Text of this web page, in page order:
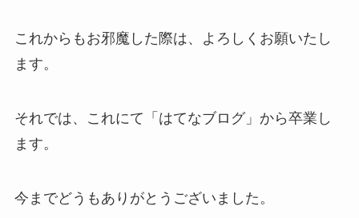
これからもお邪魔した際は、よろしくお願いたし
ます。
それでは、これにて「はてなブログ」から卒業し
ます。
今までどうもありがとうございました。